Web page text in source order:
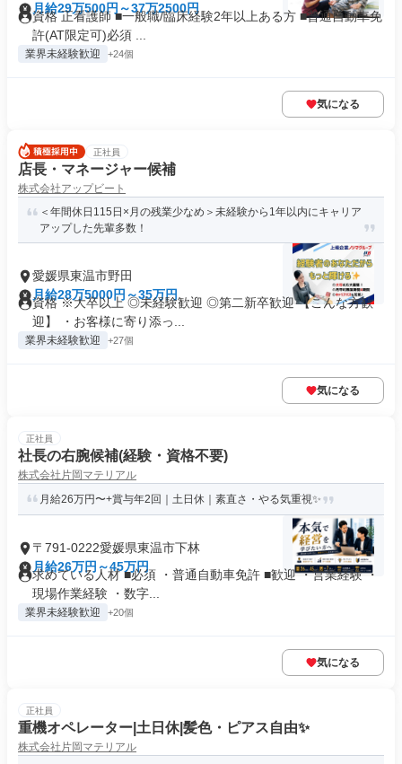
月給29万500円～37万2500円
資格 正看護師 ■一般職/臨床経験2年以上ある方 ■普通自動車免
許(AT限定可)必須 ...
業界未経験歓迎 +24個
気になる
正社員
店長・マネージャー候補
株式会社アップビート
＜年間休日115日×月の残業少なめ＞未経験から1年以内にキャリア
アップした先輩多数！
愛媛県東温市野田
月給28万5000円～35万円
資格 ※大卒以上 ◎未経験歓迎 ◎第二新卒歓迎 【こんな方歓
迎】 ・お客様に寄り添っ...
業界未経験歓迎 +27個
気になる
正社員
社長の右腕候補(経験・資格不要)
株式会社片岡マテリアル
月給26万円〜+賞与年2回｜土日休｜素直さ・やる気重視✨
〒791-0222愛媛県東温市下林
月給26万円～45万円
求めている人材 ■必須 ・普通自動車免許 ■歓迎 ・営業経験 ・
現場作業経験 ・数字...
業界未経験歓迎 +20個
気になる
正社員
重機オペレーター|土日休|髪色・ピアス自由✨
株式会社片岡マテリアル